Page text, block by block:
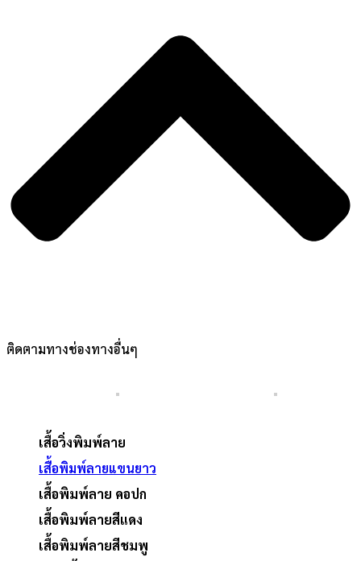
ติดตามทางช่องทางอื่นๆ
เสื้อวิ่งพิมพ์ลาย
เสื้อพิมพ์ลายแขนยาว
เสื้อพิมพ์ลาย คอปก
เสื้อพิมพ์ลายสีแดง
เสื้อพิมพ์ลายสีชมพู